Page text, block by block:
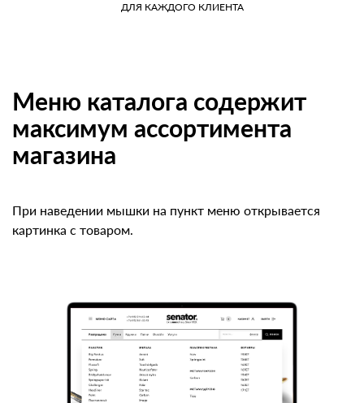
ДЛЯ КАЖДОГО КЛИЕНТА
Меню каталога содержит
максимум ассортимента
магазина
При наведении мышки на пункт меню открывается
картинка с товаром.